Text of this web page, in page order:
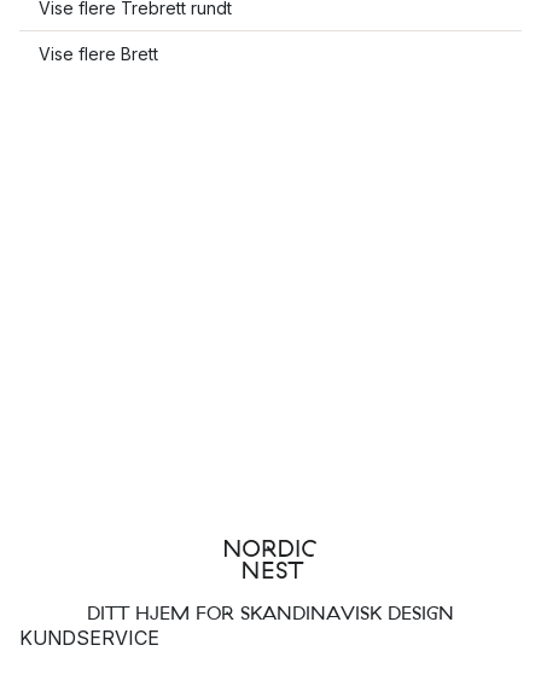
Vise flere Trebrett rundt
Vise flere Brett
DITT HJEM FOR SKANDINAVISK DESIGN
KUNDSERVICE